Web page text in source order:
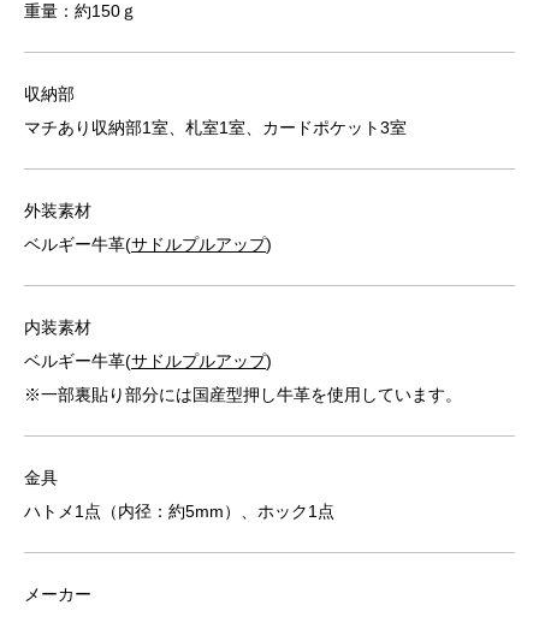
重量：約150ｇ
収納部
マチあり収納部1室、札室1室、カードポケット3室
外装素材
ベルギー牛革(サドルプルアップ)
内装素材
ベルギー牛革(サドルプルアップ)
※一部裏貼り部分には国産型押し牛革を使用しています。
金具
ハトメ1点（内径：約5mm）、ホック1点
メーカー